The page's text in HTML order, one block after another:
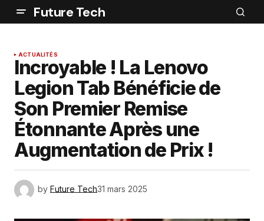
Future Tech
ACTUALITÉS
Incroyable ! La Lenovo
Legion Tab Bénéficie de
Son Premier Remise
Étonnante Après une
Augmentation de Prix !
by Future Tech31 mars 2025